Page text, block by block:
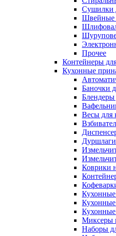
Сушилки
Швейные
Прочее
Контейнеры
Кухонные
Баночки
Весы для
Дуршлаги
Коврики
Кухонные
Кухонные
Миксеры
Наборы